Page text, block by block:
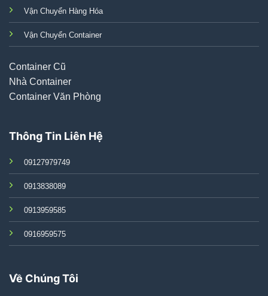
Vận Chuyển Hàng Hóa
Vận Chuyển Container
Container Cũ
Nhà Container
Container Văn Phòng
Thông Tin Liên Hệ
09127979749
0913838089
0913959585
0916959575
Về Chúng Tôi